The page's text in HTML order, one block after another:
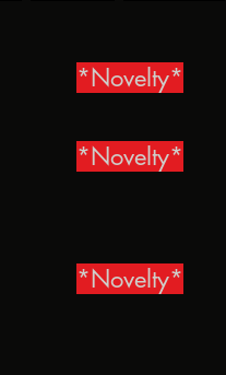
*Novelty*
*Novelty*
*Novelty*